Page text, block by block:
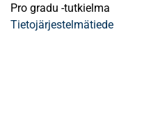
Pro gradu -tutkielma
Tietojärjestelmätiede